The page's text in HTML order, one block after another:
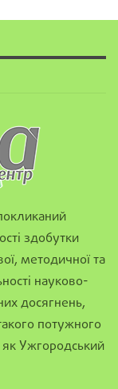
здобутки
методичної та
науково-
досягнень,
потужного
Ужгородський